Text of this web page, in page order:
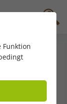
Funktion